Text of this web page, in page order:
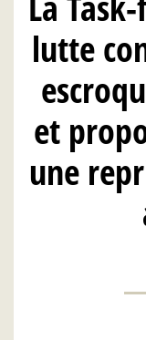
lutte
et
une